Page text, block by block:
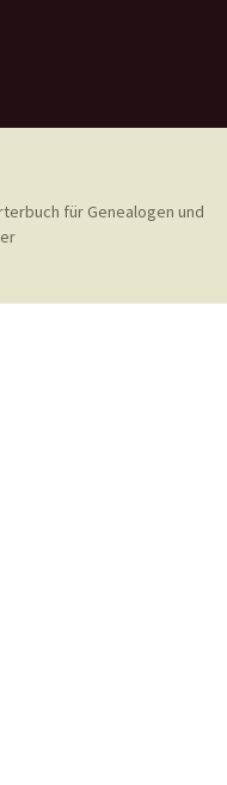
für Genealogen und